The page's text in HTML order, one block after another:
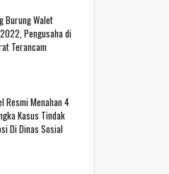
Burung Walet
Pengusaha di
Terancam
Resmi Menahan 4
Kasus Tindak
Di Dinas Sosial